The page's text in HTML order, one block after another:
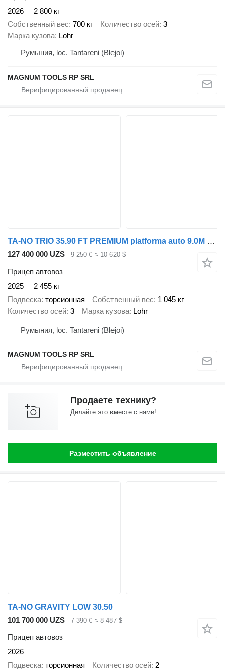
2026
2 800 кг
Собственный вес 700 кг Количество осей 3
Марка кузова Lohr
Румыния, loc. Tantareni (Blejoi)
MAGNUM TOOLS RP SRL
TA-NO TRIO 35.90 FT PREMIUM platforma auto 9.0M 3500 KG
127 400 000 UZS 9 250 € ≈ 10 620 $
Прицеп автовоз
2025
2 455 кг
Подвеска торсионная Собственный вес 1 045 кг
Количество осей 3 Марка кузова Lohr
Румыния, loc. Tantareni (Blejoi)
MAGNUM TOOLS RP SRL
Продаете технику?
Делайте это вместе с нами!
Разместить объявление
TA-NO GRAVITY LOW 30.50
101 700 000 UZS
7 390 € ≈ 8 487 $
Прицеп автовоз
2026
Подвеска торсионная Количество осей 2